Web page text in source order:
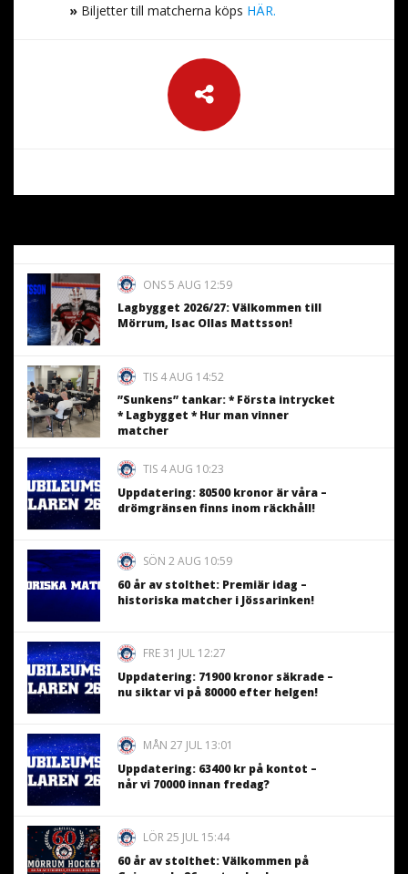
» Biljetter till matcherna köps HÄR.
ONS 5 AUG 12:59
Lagbygget 2026/27: Välkommen till
Mörrum, Isac Ollas Mattsson!
TIS 4 AUG 14:52
”Sunkens” tankar: * Första intrycket
* Lagbygget * Hur man vinner
matcher
TIS 4 AUG 10:23
Uppdatering: 80500 kronor är våra –
drömgränsen finns inom räckhåll!
SÖN 2 AUG 10:59
60 år av stolthet: Premiär idag –
historiska matcher i Jössarinken!
FRE 31 JUL 12:27
Uppdatering: 71900 kronor säkrade –
nu siktar vi på 80000 efter helgen!
MÅN 27 JUL 13:01
Uppdatering: 63400 kr på kontot –
når vi 70000 innan fredag?
LÖR 25 JUL 15:44
60 år av stolthet: Välkommen på